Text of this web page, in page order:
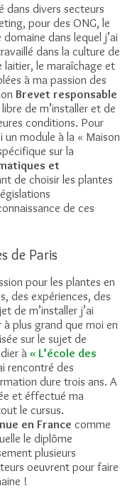
dans divers secteurs
pour des ONG, le
dans lequel j’ai
dans la culture de
laitier, le maraîchage et
à ma passion des
Brevet responsable
de m’installer et de
conditions. Pour
module à la « Maison
sur la
et
de choisir les plantes
de ces
de Paris
pour les plantes en
des expériences, des
de m’installer j’ai
plus grand que moi en
sur le sujet de
à « L’école des
rencontré des
dure trois ans. A
et éffectué ma
le cursus.
en France comme
le diplôme
plusieurs
oeuvrent pour faire
!